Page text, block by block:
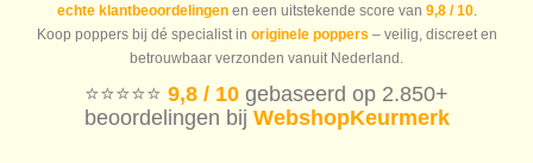
echte klantbeoordelingenen een uitstekende score van 9,8 / 10.
Koop poppers bij dé specialist in originele poppers – veilig, discreet en
betrouwbaar verzonden vanuit Nederland.
⭐️⭐️⭐️⭐️⭐️ 9,8 / 10 gebaseerd op 2.850+
beoordelingen bij WebshopKeurmerk